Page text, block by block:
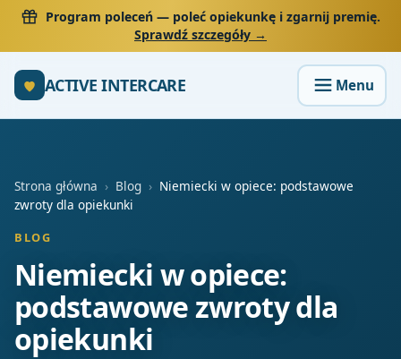
Program poleceń— poleć opiekunkę i zgarnij premię.
Sprawdź szczegóły →
ACTIVE INTERCARE
Strona główna › Blog › Niemiecki w opiece: podstawowe
zwroty dla opiekunki
BLOG
Niemiecki w opiece:
podstawowe zwroty dla
opiekunki